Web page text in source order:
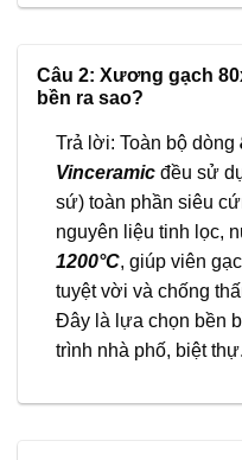
Câu 2: Xương gạch
bền ra sao?
Trả lời: Toàn bộ dòng
Vinceramic đều sử
sứ) toàn phần siêu
nguyên liệu tinh lọc,
1200°C, giúp viên
tuyệt vời và chống
Đây là lựa chọn bền
trình nhà phố, biệt thự.